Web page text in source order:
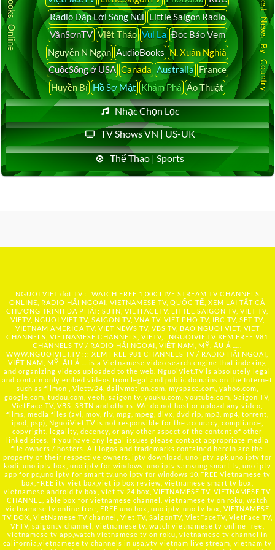
Radio Đáp Lời Sông Núi Little Saigon Radio
VânSơnTV Việt Thảo Vui Lạ Đọc Báo Vẹm
Nguyễn N Ngạn AudioBooks N. Xuân Nghiã
CuộcSống ở USA Canada Australia France
Huyền Bí Hồ Sơ Mật Khám Phá Ảo Thuật
Nhạc Chọn Lọc
TV Shows VN | US-UK
Thể Thao | Sports
Latest News By Country
NGUOI VIET dot TV :: WATCH FREE 1,000 LIVE STREAM TV CHANNELS
ONLINE, RADIO HẢI NGOẠI, VIETNAMESE TV, QUỐC TẾ, XEM LẠI TẤT CẢ
CHƯƠNG TRÌNH ĐÃ PHÁT: SBTN, VIETFACETV, LITTLE SAIGON TV, VIET TV,
VIETV, NGUOI VIET TV, SAIGON TV, VNA TV, VIET PHO TV, IBC TV, SET TV,
VIETNAM AMERICA TV, VIET NEWS TV, VBS TV, BAO NGUOI VIET, VIET
CHANNELS, VIETNAMESE CHANNELS, VIETV,... NGUOIVIE.TV XEM FREE 981
CHANNELS TV / RADIO HẢI NGOẠI, VIỆT NAM, MỸ, ÂU Á …..
WWW.NGUOIVIET.TV ::: XEM FREE 981 CHANNELS TV / RADIO HẢI NGOẠI,
VIỆT NAM, MỸ, ÂU Á ….is a Vietnamese video search engine that indexing
and organizing videos uploaded to the web. NguoiViet.TV is absolutely legal
and contain only embed videos from legal and public domains on the Internet
such as filmon , Viettv24, dailymotion.com, myspace.com, yahoo.com,
google.com, tudou.com, veoh, saigon tv, youku.com, youtube.com, Saigon TV,
VietFace TV, VBS, SBTN and others. We do not host or upload any video,
films, media files (avi, mov, flv, mpg, mpeg, divx, dvd rip, mp3, mp4, torrent,
ipod, psp), NguoiViet.TV is not responsible for the accuracy, compliance,
copyright, legality, decency, or any other aspect of the content of other
linked sites. If you have any legal issues please contact appropriate media
file owners / hosters. All logos and trademarks contained herein are the
property of their respective owners. iptv download, uno iptv apk,uno iptv for
kodi, uno iptv box, uno iptv for windows, uno iptv samsung smart tv, uno iptv
app for pc,uno iptv for smart tv,uno iptv for windows 10,FREE Vietnamese tv
box,FREE itv viet box,viet ip box review, vietnamese smart tv box,
vietnamese android tv box, viet tv 24 box, VIETNAMESE TV, VIETNAMESE TV
CHANNEL, able box for vietnamese channel, vietnamese tv on roku, watch
vietnamese tv online free, FREE uno box, uno iptv, uno tv box, VIETNAMESE
TV BOX, VietNamese TV channel, Viet TV, SaigonTV, VietFaceTV, VietFace TV,
VFTV, saigontv channel, vietnamese tv, watch vietnamese tv online free,
vietnamese tv app,watch vietnamese tv on roku, vietnamese tv channel in
california,vietnamese tv channels in usa,vtv vietnam live stream, vietnam tv